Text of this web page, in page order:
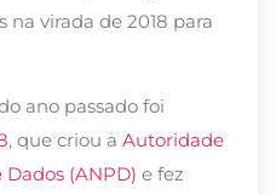
na virada de 2018 para
ano passado foi
, que criou a Autoridade
(ANPD) e fez